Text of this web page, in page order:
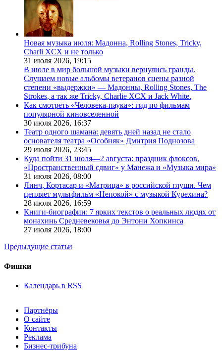
Новая музыка июля: Мадонна, Rolling Stones, Tricky,
Charli XCX и не только
31 июля 2026, 19:15
В июле в мир большой музыки вернулись гранды.
Слушаем новые альбомы ветеранов сцены разной
степени «выдержки» — Мадонны, Rolling Stones, The
Strokes, а так же Tricky, Charlie XCX и Jack White.
Как смотреть «Человека-паука»: гид по фильмам
популярной киновселенной
30 июля 2026, 16:37
Театр одного шамана: девять дней назад не стало
основателя театра «Особняк» Дмитрия Поднозова
29 июля 2026, 23:45
Куда пойти 31 июля—2 августа: праздник флоксов,
«Пространственный сдвиг» у Манежа и «Музыка мира»
31 июля 2026, 08:00
Линч, Кортасар и «Матрица» в российской глуши. Чем
цепляет мультфильм «Непокой» с музыкой Курехина?
28 июля 2026, 16:59
Книги-биографии: 7 ярких текстов о реальных людях от
монахинь Средневековья до Энтони Хопкинса
27 июля 2026, 18:00
Предыдущие статьи
Фишки
Календарь в RSS
Партнёры
О сайте
Контакты
Реклама
Бизнес-трибуна